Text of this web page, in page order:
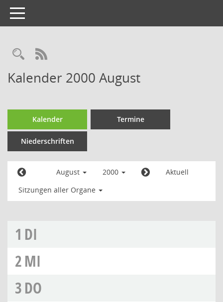
Toggle
navigation
Kalender 2000 August
Kalender Termine
Niederschriften
August 2000
Aktuell
Sitzungen aller Organe
1 DI
2MI
3DO